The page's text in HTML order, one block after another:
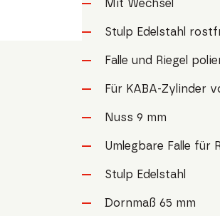
Mit Wechsel
Stulp Edelstahl
Falle und Riegel
Für KABA-Zylinder
Nuss 9 mm
Umlegbare Falle für
Stulp Edelstahl
Dornmaß 65 mm